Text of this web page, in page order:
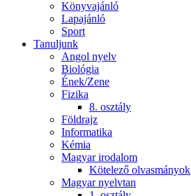
Könyvajánló
Lapajánló
Sport
Tanuljunk
Angol nyelv
Biológia
Ének/Zene
Fizika
8. osztály
Földrajz
Informatika
Kémia
Magyar irodalom
Kötelező olvasmányok
Magyar nyelvtan